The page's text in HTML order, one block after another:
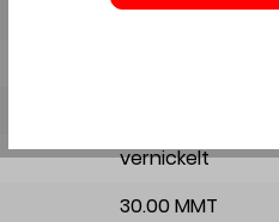
für geteilte
vernickelt
30.00 MMT